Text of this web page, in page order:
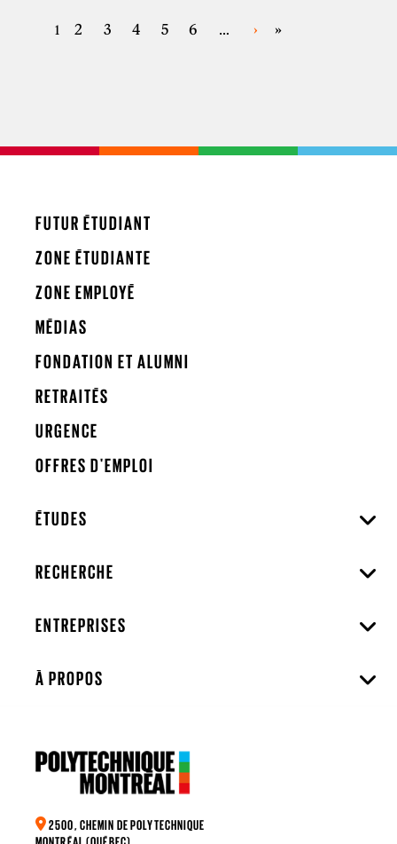
PAGES
1 2 3 4 5 6 … › »
FUTUR ÉTUDIANT
ZONE ÉTUDIANTE
ZONE EMPLOYÉ
MÉDIAS
FONDATION ET ALUMNI
RETRAITÉS
URGENCE
OFFRES D'EMPLOI
ÉTUDES
RECHERCHE
ENTREPRISES
À PROPOS
2500, CHEMIN DE POLYTECHNIQUE